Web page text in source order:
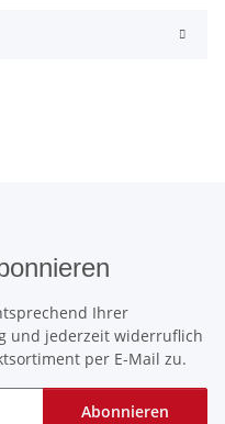
Ihrer
und jederzeit widerruflich
per E-Mail zu.
Abonnieren